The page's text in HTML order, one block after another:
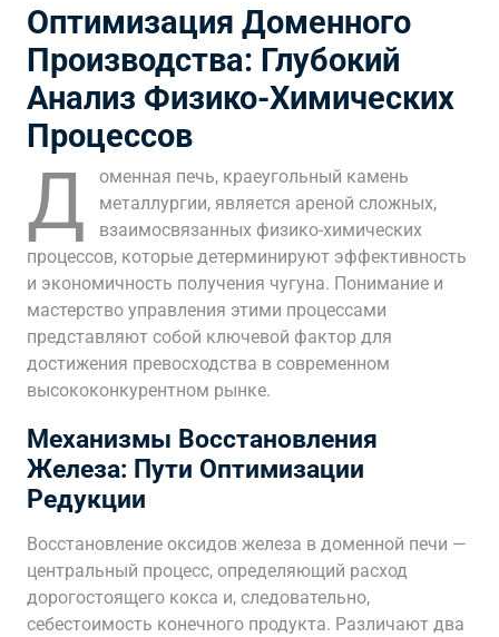
Оптимизация Доменного
Производства: Глубокий
Анализ Физико-Химических
Процессов
Д
оменная печь, краеугольный камень
металлургии, является ареной сложных,
взаимосвязанных физико-химических
процессов, которые детерминируют эффективность
и экономичность получения чугуна. Понимание и
мастерство управления этими процессами
представляют собой ключевой фактор для
достижения превосходства в современном
высококонкурентном рынке.
Механизмы Восстановления
Железа: Пути Оптимизации
Редукции
Восстановление оксидов железа в доменной печи —
центральный процесс, определяющий расход
дорогостоящего кокса и, следовательно,
себестоимость конечного продукта. Различают два